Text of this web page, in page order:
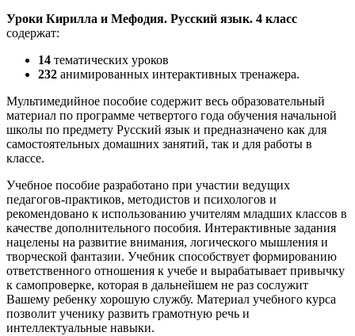
Уроки Кирилла и Мефодия. Русский язык. 4 класс
содержат:
14 тематических уроков
232 анимированных интерактивных тренажера.
Мультимедийное пособие содержит весь образовательный
материал по программе четвертого года обучения начальной
школы по предмету Русский язык и предназначено как для
самостоятельных домашних занятий, так и для работы в
классе.
Учебное пособие разработано при участии ведущих
педагогов-практиков, методистов и психологов и
рекомендовано к использованию учителям младших классов в
качестве дополнительного пособия. Интерактивные задания
нацелены на развитие внимания, логического мышления и
творческой фантазии. Учебник способствует формированию
ответственного отношения к учебе и вырабатывает привычку
к самопроверке, которая в дальнейшем не раз сослужит
Вашему ребенку хорошую службу. Материал учебного курса
позволит ученику развить грамотную речь и
интеллектуальные навыки.